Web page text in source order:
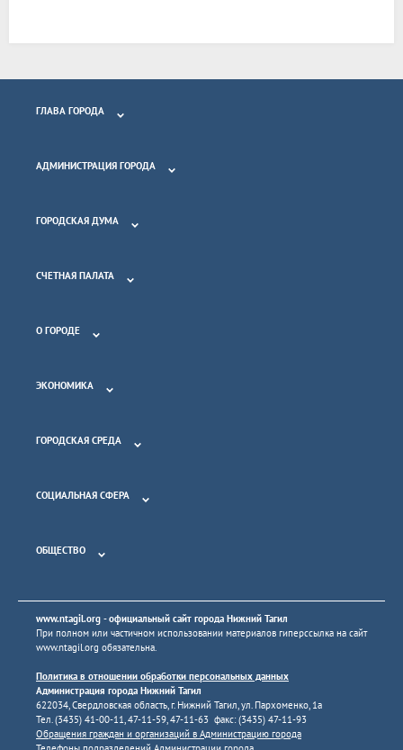
ГЛАВА ГОРОДА
АДМИНИСТРАЦИЯ ГОРОДА
ГОРОДСКАЯ ДУМА
СЧЕТНАЯ ПАЛАТА
О ГОРОДЕ
ЭКОНОМИКА
ГОРОДСКАЯ СРЕДА
СОЦИАЛЬНАЯ СФЕРА
ОБЩЕСТВО
www.ntagil.org - официальный сайт города Нижний Тагил
При полном или частичном использовании материалов гиперссылка на сайт
www.ntagil.org обязательна.
Политика в отношении обработки персональных данных
Администрация города Нижний Тагил
622034, Свердловская область, г. Нижний Тагил, ул. Пархоменко, 1а
Тел. (3435) 41-00-11, 47-11-59, 47-11-63 факс: (3435) 47-11-93
Обращения граждан и организаций в Администрацию города